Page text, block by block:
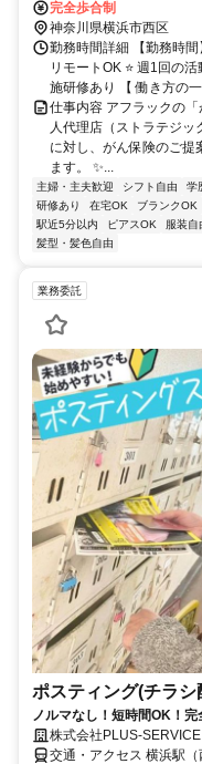
宿」への出社あり
完全歩合制
神奈川県横浜市西区
勤務時間詳細 【勤務時間
リモートOK ⭐ 週1回の
施研修あり 【 働き方の
仕事内容 アフラックの
人代理店（ストラテジ
に対し、がん保険のご提
ます。 ✨...
主婦・主夫歓迎 シフト自由 学
研修あり
在宅OK ブランクOK
駅近5分以内
ピアスOK 服装自
髪型・髪色自由
業務委託
ポスティング(チラシ
ノルマなし！短時間OK！
株式会社PLUS-
交通・アクセス 横浜駅